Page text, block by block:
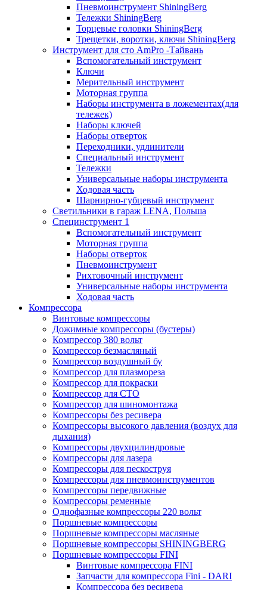
Пневмоинструмент ShiningBerg
Тележки ShiningBerg
Торцевые головки ShiningBerg
Трещетки, воротки, ключи ShiningBerg
Инструмент для сто AmPro -Тайвань
Вспомогательный инструмент
Ключи
Мерительный инструмент
Моторная группа
Наборы инструмента в ложементах(для
тележек)
Наборы ключей
Наборы отверток
Переходники, удлинители
Специальный инструмент
Тележки
Универсальные наборы инструмента
Ходовая часть
Шарнирно-губцевый инструмент
Светильники в гараж LENA, Польша
Специнструмент 1
Вспомогательный инструмент
Моторная группа
Наборы отверток
Пневмоинструмент
Рихтовочный инструмент
Универсальные наборы инструмента
Ходовая часть
Компрессора
Винтовые компрессоры
Дожимные компрессоры (бустеры)
Компрессор 380 вольт
Компрессор безмасляный
Компрессор воздушный бу
Компрессор для плазмореза
Компрессор для покраски
Компрессор для СТО
Компрессор для шиномонтажа
Компрессоры без ресивера
Компрессоры высокого давления (воздух для
дыхания)
Компрессоры двухцилиндровые
Компрессоры для лазера
Компрессоры для пескоструя
Компрессоры для пневмоинструментов
Компрессоры передвижные
Компрессоры ременные
Однофазные компрессоры 220 вольт
Поршневые компрессоры
Поршневые компрессоры масляные
Поршневые компрессоры SHININGBERG
Поршневые компрессоры FINI
Винтовые компрессора FINI
Запчасти для компрессора Fini - DARI
Компрессора без ресивера